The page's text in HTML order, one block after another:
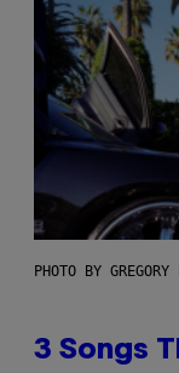
PHOTO BY
3 Songs